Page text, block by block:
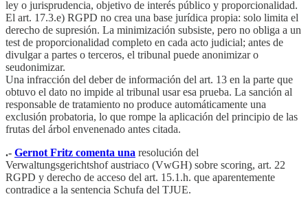
ley o jurisprudencia, objetivo de interés público y proporcionalidad.
El art. 17.3.e) RGPD no crea una base jurídica propia: solo limita el
derecho de supresión. La minimización subsiste, pero no obliga a un
test de proporcionalidad completo en cada acto judicial; antes de
divulgar a partes o terceros, el tribunal puede anonimizar o
seudonimizar.
Una infracción del deber de información del art. 13 en la parte que
obtuvo el dato no impide al tribunal usar esa prueba. La sanción al
responsable de tratamiento no produce automáticamente una
exclusión probatoria, lo que rompe la aplicación del principio de las
frutas del árbol envenenado antes citada.
.- Gernot Fritz comenta una resolución del
Verwaltungsgerichtshof austriaco (VwGH) sobre scoring, art. 22
RGPD y derecho de acceso del art. 15.1.h. que aparentemente
contradice a la sentencia Schufa del TJUE.